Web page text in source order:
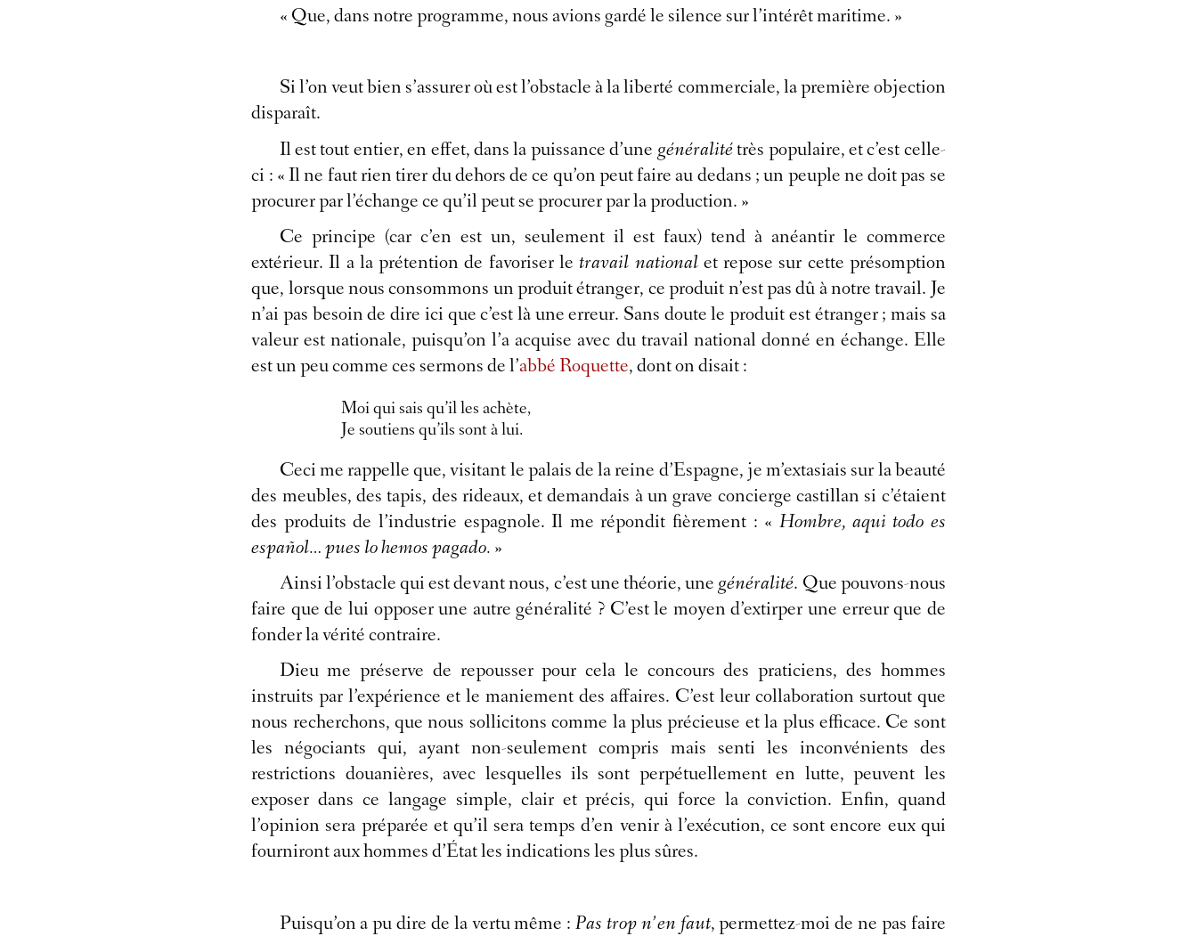
« Que, dans notre programme, nous avions gardé le silence sur l’intérêt maritime. »
Si l’on veut bien s’assurer où est l’obstacle à la liberté commerciale, la première objection
disparaît.
Il est tout entier, en effet, dans la puissance d’une généralité très populaire, et c’est celle-
ci : « Il ne faut rien tirer du dehors de ce qu’on peut faire au dedans ; un peuple ne doit pas se
procurer par l’échange ce qu’il peut se procurer par la production. »
Ce principe (car c’en est un, seulement il est faux) tend à anéantir le commerce
extérieur. Il a la prétention de favoriser letravail nationalet repose sur cette présomption
que, lorsque nous consommons un produit étranger, ce produit n’est pas dû à notre travail. Je
n’ai pas besoin de dire ici que c’est là une erreur. Sans doute le produit est étranger ; mais sa
valeur est nationale, puisqu’on l’a acquise avec du travail national donné en échange. Elle
est un peu comme ces sermons de l’abbé Roquette, dont on disait :
Moi qui sais qu’il les achète,
Je soutiens qu’ils sont à lui.
Ceci me rappelle que, visitant le palais de la reine d’Espagne, je m’extasiais sur la beauté
des meubles, des tapis, des rideaux, et demandais à un grave concierge castillan si c’étaient
des produits de l’industrie espagnole. Il me répondit fièrement : « Hombre, aqui todo es
español… pues lo hemos pagado. »
Ainsi l’obstacle qui est devant nous, c’est une théorie, une généralité. Que pouvons-nous
faire que de lui opposer une autre généralité ? C’est le moyen d’extirper une erreur que de
fonder la vérité contraire.
Dieu me préserve de repousser pour cela le concours des praticiens, des hommes
instruits par l’expérience et le maniement des affaires. C’est leur collaboration surtout que
nous recherchons, que nous sollicitons comme la plus précieuse et la plus efficace. Ce sont
les négociants qui, ayant non-seulement compris mais senti les inconvénients des
restrictions douanières, avec lesquelles ils sont perpétuellement en lutte, peuvent les
exposer dans ce langage simple, clair et précis, qui force la conviction. Enfin, quand
l’opinion sera préparée et qu’il sera temps d’en venir à l’exécution, ce sont encore eux qui
fourniront aux hommes d’État les indications les plus sûres.
Puisqu’on a pu dire de la vertu même :Pas trop n’en faut, permettez-moi de ne pas faire